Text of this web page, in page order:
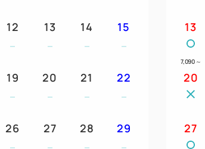
12 13 14 15
19 20 21 22
26 27 28 29
13
7,090 ～
20
27